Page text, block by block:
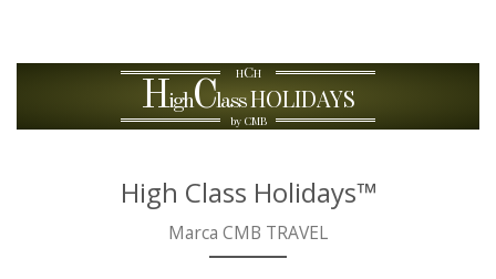
HCH
HighClassHOLIDAYS
by CMB
High Class Holidays™
Marca CMB TRAVEL